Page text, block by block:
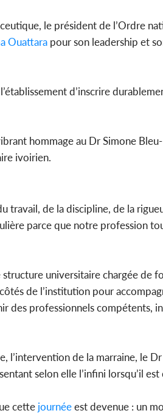
le président de l’Ordre
Ouattara pour son leadership et
d’inscrire
hommage au Dr Simone
ivoirien.
travail, de la discipline, de la
parce que notre profession
universitaire chargée de
de l’institution pour
des professionnels compétents,
de la marraine, le
selon elle l’infini lorsqu’il est
cette journéeest devenue : un